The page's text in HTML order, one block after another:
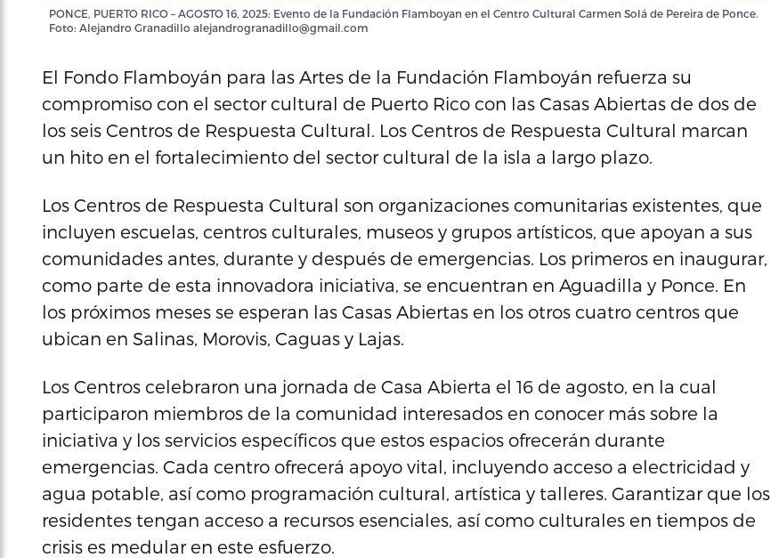
PONCE, PUERTO RICO – AGOSTO 16, 2025: Evento de la Fundación Flamboyan en el Centro Cultural Carmen Solá de Pereira de Ponce.
Foto: Alejandro Granadillo alejandrogranadillo@gmail.com
El Fondo Flamboyán para las Artes de la Fundación Flamboyán refuerza su
compromiso con el sector cultural de Puerto Rico con las Casas Abiertas de dos de
los seis Centros de Respuesta Cultural. Los Centros de Respuesta Cultural marcan
un hito en el fortalecimiento del sector cultural de la isla a largo plazo.
Los Centros de Respuesta Cultural son organizaciones comunitarias existentes, que
incluyen escuelas, centros culturales, museos y grupos artísticos, que apoyan a sus
comunidades antes, durante y después de emergencias. Los primeros en inaugurar,
como parte de esta innovadora iniciativa, se encuentran en Aguadilla y Ponce. En
los próximos meses se esperan las Casas Abiertas en los otros cuatro centros que
ubican en Salinas, Morovis, Caguas y Lajas.
Los Centros celebraron una jornada de Casa Abierta el 16 de agosto, en la cual
participaron miembros de la comunidad interesados en conocer más sobre la
iniciativa y los servicios específicos que estos espacios ofrecerán durante
emergencias. Cada centro ofrecerá apoyo vital, incluyendo acceso a electricidad y
agua potable, así como programación cultural, artística y talleres. Garantizar que los
residentes tengan acceso a recursos esenciales, así como culturales en tiempos de
crisis es medular en este esfuerzo.